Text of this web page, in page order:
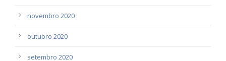
novembro 2020
outubro 2020
setembro 2020